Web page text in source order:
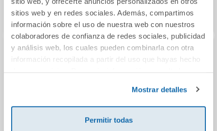
sitios web y en redes sociales. Además, compartimos
información sobre el uso de nuestra web con nuestros
colaboradores de confianza de redes sociales, publicidad
y análisis web, los cuales pueden combinarla con otra
información recopilada a partir del uso que hayas hecho
Mostrar detalles
Permitir todas
CIENCIES SOCIALS
3 VALENCIA
Guía poco práctica
del fútbol español
Comprar